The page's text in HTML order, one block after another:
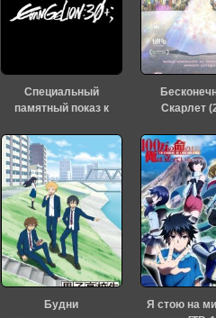
Специальный
памятный показ к
«Евангелиона» (2026)
Скарлет
Будни
Я стою на